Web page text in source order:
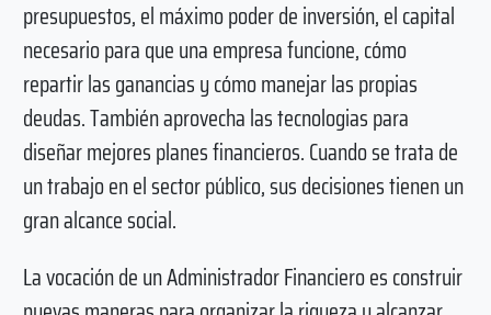
presupuestos, el máximo poder de inversión, el capital
necesario para que una empresa funcione, cómo
repartir las ganancias y cómo manejar las propias
deudas. También aprovecha las tecnologias para
diseñar mejores planes financieros. Cuando se trata de
un trabajo en el sector público, sus decisiones tienen un
gran alcance social.
La vocación de un Administrador Financiero es construir